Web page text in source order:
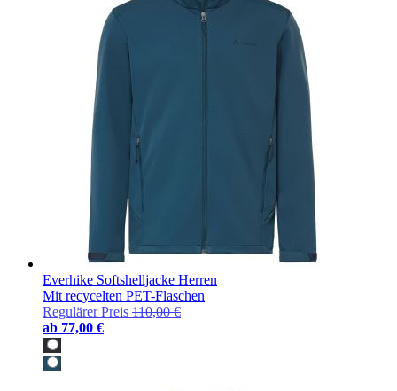
Everhike Softshelljacke Herren
Mit recycelten PET-Flaschen
Regulärer Preis 110,00 €
ab 77,00 €